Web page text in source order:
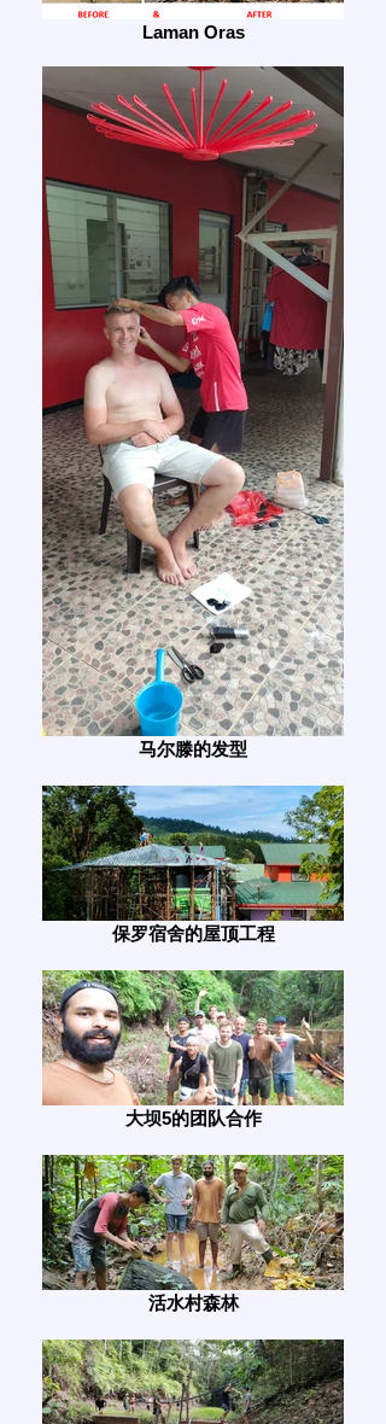
Laman Oras
马尔滕的发型
保罗宿舍的屋顶工程
大坝5的团队合作
活水村森林